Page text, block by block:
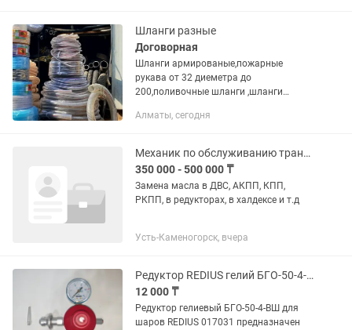
Шланги разные
Договорная
Шланги армированые,пожарные
рукава от 32 диеметра до
200,поливочные шланги ,шланги
напорновысасывающие разного
,кислородные шланги...
Алматы, сегодня
Механик по обслуживанию транспорта
350 000 - 500 000 ₸
Замена масла в ДВС, АКПП, КПП,
РКПП, в редукторах, в халдексе и т.д
Усть-Каменогорск, вчера
Редуктор REDIUS гелий БГО-50-4-ВШ
12 000 ₸
Редуктор гелиевый БГО-50-4-ВШ для
шаров REDIUS 017031 предназначен